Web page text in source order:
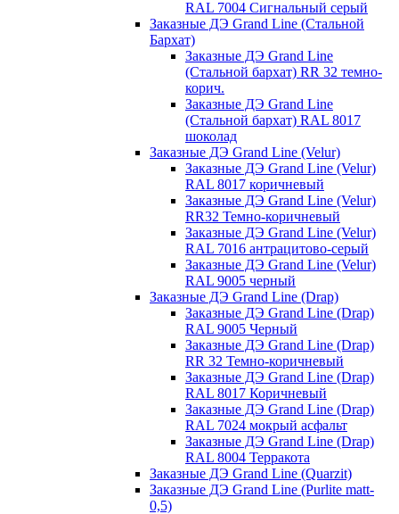
RAL 7004 Сигнальный серый
Заказные ДЭ Grand Line (Стальной
Бархат)
Заказные ДЭ Grand Line
(Стальной бархат) RR 32 темно-
корич.
Заказные ДЭ Grand Line
(Стальной бархат) RAL 8017
шоколад
Заказные ДЭ Grand Line (Velur)
Заказные ДЭ Grand Line (Velur)
RAL 8017 коричневый
Заказные ДЭ Grand Line (Velur)
RR32 Темно-коричневый
Заказные ДЭ Grand Line (Velur)
RAL 7016 антрацитово-серый
Заказные ДЭ Grand Line (Velur)
RAL 9005 черный
Заказные ДЭ Grand Line (Drap)
Заказные ДЭ Grand Line (Drap)
RAL 9005 Черный
Заказные ДЭ Grand Line (Drap)
RR 32 Темно-коричневый
Заказные ДЭ Grand Line (Drap)
RAL 8017 Коричневый
Заказные ДЭ Grand Line (Drap)
RAL 7024 мокрый асфальт
Заказные ДЭ Grand Line (Drap)
RAL 8004 Терракота
Заказные ДЭ Grand Line (Quarzit)
Заказные ДЭ Grand Line (Purlite matt-
0,5)